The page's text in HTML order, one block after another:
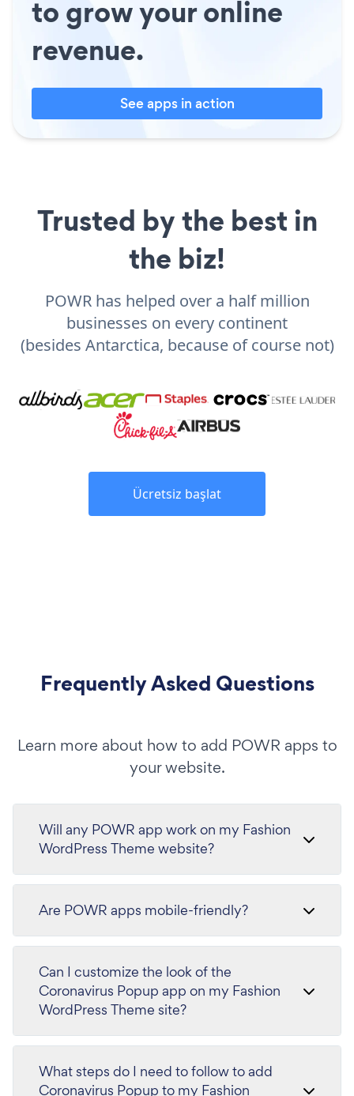
to grow your online
revenue.
See apps in action
Trusted by the best in
the biz!
POWR has helped over a half million
businesses on every continent
(besides Antarctica, because of course not)
Ücretsiz başlat
Frequently Asked Questions
Learn more about how to add POWR apps to
your website.
Will any POWR app work on my Fashion
WordPress Theme website?
Are POWR apps mobile-friendly?
Can I customize the look of the
Coronavirus Popup app on my Fashion
WordPress Theme site?
What steps do I need to follow to add
Coronavirus Popup to my Fashion